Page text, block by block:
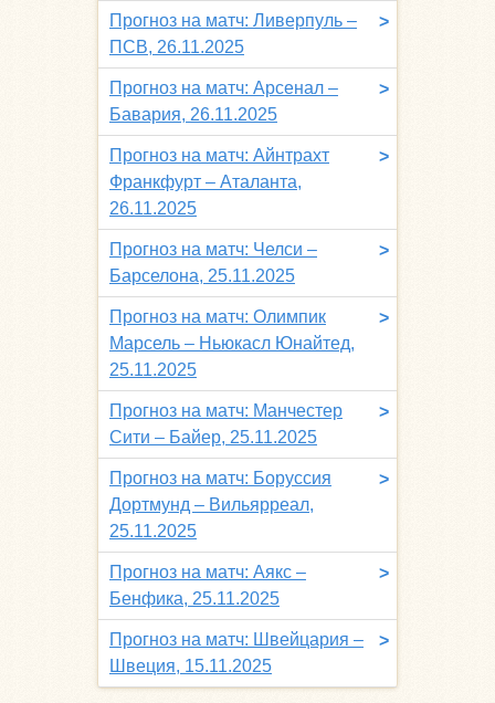
>
Прогноз на матч: Ливерпуль –
ПСВ, 26.11.2025
>
Прогноз на матч: Арсенал –
Бавария, 26.11.2025
>
Прогноз на матч: Айнтрахт
Франкфурт – Аталанта,
26.11.2025
>
Прогноз на матч: Челси –
Барселона, 25.11.2025
>
Прогноз на матч: Олимпик
Марсель – Ньюкасл Юнайтед,
25.11.2025
>
Прогноз на матч: Манчестер
Сити – Байер, 25.11.2025
>
Прогноз на матч: Боруссия
Дортмунд – Вильярреал,
25.11.2025
>
Прогноз на матч: Аякс –
Бенфика, 25.11.2025
>
Прогноз на матч: Швейцария –
Швеция, 15.11.2025